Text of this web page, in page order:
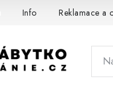
Info Reklamace a